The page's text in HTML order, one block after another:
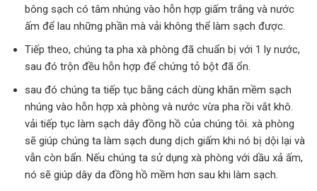
bông sạch có tâm nhúng vào hỗn hợp giấm trắng và nước
ấm để lau những phần mà vải không thể làm sạch được.
Tiếp theo, chúng ta pha xà phòng đã chuẩn bị với 1 ly nước,
sau đó trộn đều hỗn hợp để chứng tỏ bột đã ổn.
sau đó chúng ta tiếp tục bằng cách dùng khăn mềm sạch
nhúng vào hỗn hợp xà phòng và nước vừa pha rồi vắt khô.
vải tiếp tục làm sạch dây đồng hồ của chúng tôi. xà phòng
sẽ giúp chúng ta làm sạch dung dịch giấm khi nó bị dội lại và
vẫn còn bẩn. Nếu chúng ta sử dụng xà phòng với dầu xả ấm,
nó sẽ giúp dây da đồng hồ mềm hơn sau khi làm sạch.